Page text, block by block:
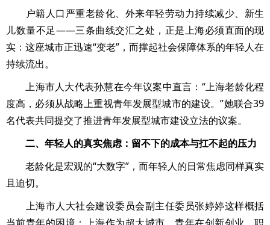
户籍人口严重老龄化、外来年轻劳动力持续减少、新生
儿数量不足——三条曲线交汇之处，正是上海必须直面的现
实：这座城市正迅速“变老”，而撑起社会保障体系的年轻人在
持续流出。
上海市人大代表孙慧在今年议案中直言：“上海老龄化程
度高，必须从战略上重视青年发展型城市的建设。”她联合39
名代表共同提交了推进青年发展型城市建设立法的议案。
二、年轻人的真实焦虑：留不下的成本与扛不起的压力
老龄化是宏观的“大数字”，而年轻人的日常焦虑同样真实
且迫切。
上海市人大社会建设委员会副主任委员张婷婷这样概括